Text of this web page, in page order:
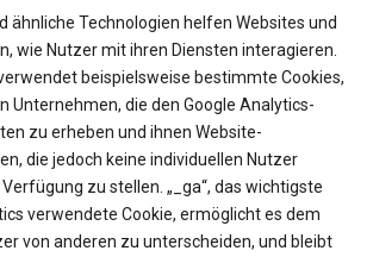
ähnliche Technologien helfen Websites und
wie Nutzer mit ihren Diensten interagieren.
beispielsweise bestimmte Cookies,
Unternehmen, die den Google Analytics-
zu erheben und ihnen Website-
die jedoch keine individuellen Nutzer
zu stellen. „_ga“, das wichtigste
verwendete Cookie, ermöglicht es dem
von anderen zu unterscheiden, und bleibt